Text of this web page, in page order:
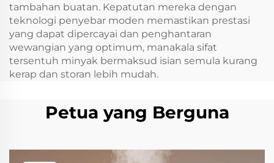
tambahan buatan. Kepatutan mereka dengan
teknologi penyebar moden memastikan prestasi
yang dapat dipercayai dan penghantaran
wewangian yang optimum, manakala sifat
tersentuh minyak bermaksud isian semula kurang
kerap dan storan lebih mudah.
Petua yang Berguna